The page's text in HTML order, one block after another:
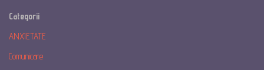
Categorii
ANXIETATE
Comunicare